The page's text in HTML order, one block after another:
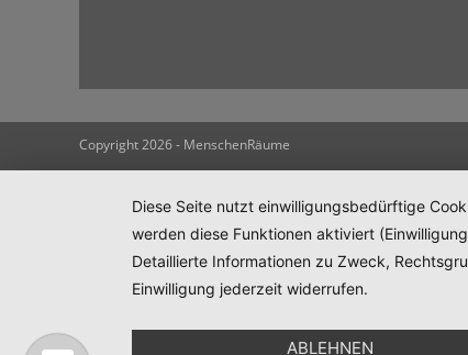
Copyright 2026 - MenschenRäume
Diese Seite nutzt einwilligungsbedürftige
werden diese Funktionen aktiviert
Detaillierte Informationen zu Zweck,
Einwilligung jederzeit widerrufen.
ABLEHNEN